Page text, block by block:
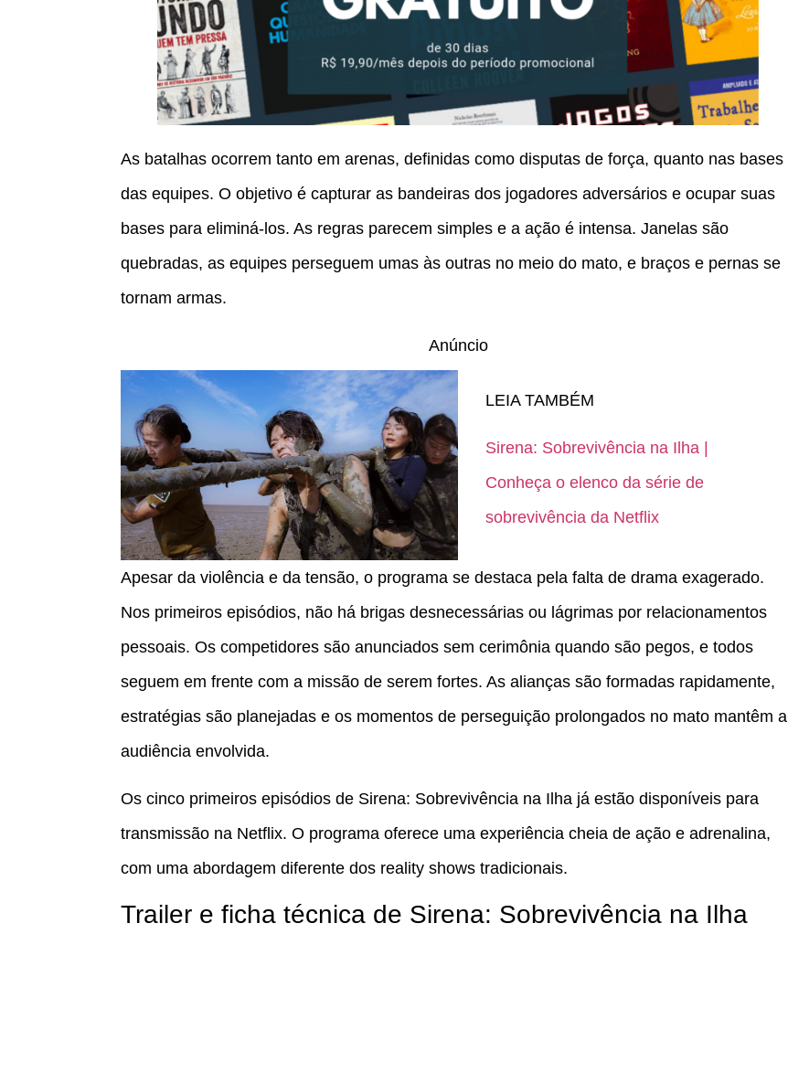
As batalhas ocorrem tanto em arenas, definidas como disputas de força, quanto nas bases
das equipes. O objetivo é capturar as bandeiras dos jogadores adversários e ocupar suas
bases para eliminá-los. As regras parecem simples e a ação é intensa. Janelas são
quebradas, as equipes perseguem umas às outras no meio do mato, e braços e pernas se
tornam armas.
Anúncio
LEIA TAMBÉM
Sirena: Sobrevivência na Ilha |
Conheça o elenco da série de
sobrevivência da Netflix
Apesar da violência e da tensão, o programa se destaca pela falta de drama exagerado.
Nos primeiros episódios, não há brigas desnecessárias ou lágrimas por relacionamentos
pessoais. Os competidores são anunciados sem cerimônia quando são pegos, e todos
seguem em frente com a missão de serem fortes. As alianças são formadas rapidamente,
estratégias são planejadas e os momentos de perseguição prolongados no mato mantêm a
audiência envolvida.
Os cinco primeiros episódios de Sirena: Sobrevivência na Ilha já estão disponíveis para
transmissão na Netflix. O programa oferece uma experiência cheia de ação e adrenalina,
com uma abordagem diferente dos reality shows tradicionais.
Trailer e ficha técnica de Sirena: Sobrevivência na Ilha